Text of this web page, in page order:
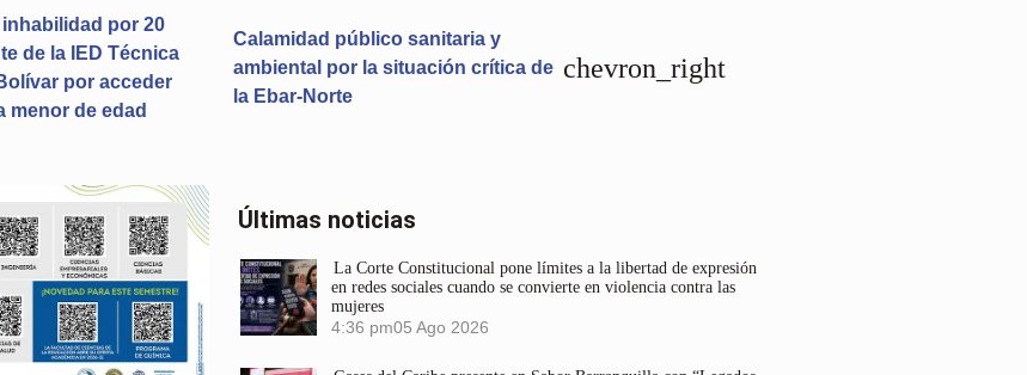
por 20
de la IED Técnica
por acceder
menor de edad
Calamidad público sanitaria y
ambiental por la situación crítica de
la Ebar-Norte
chevron_right
Últimas noticias
La Corte Constitucional pone límites a la libertad de expresión
en redes sociales cuando se convierte en violencia contra las
mujeres
4:36 pm05 Ago 2026